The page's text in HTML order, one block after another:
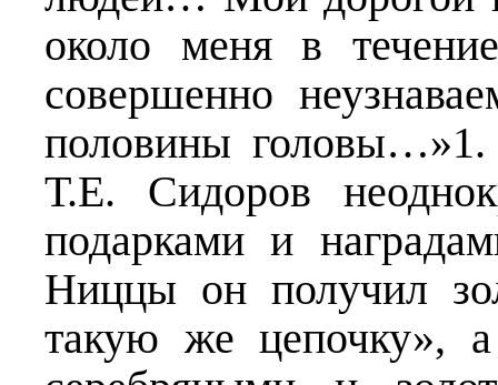
около меня в
совершенно
половины
Т.Е. Сидоров
подарками и
Ниццы он получил
такую же цепочку»,